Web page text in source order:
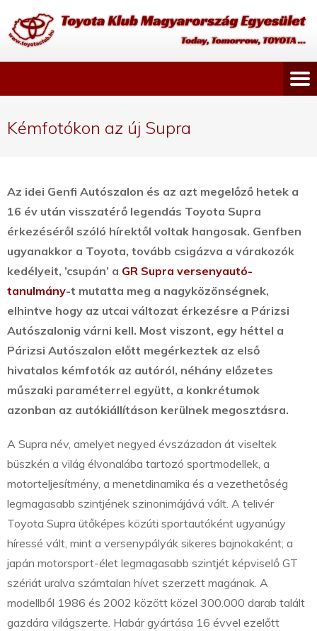
Kémfotókon az új Supra
Az idei Genfi Autószalon és az azt megelőző hetek a
16 év után visszatérő legendás Toyota Supra
érkezéséről szóló hírektől voltak hangosak. Genfben
ugyanakkor a Toyota, tovább csigázva a várakozók
kedélyeit, ’csupán’ a GR Supra versenyautó-
tanulmány-t mutatta meg a nagyközönségnek,
elhintve hogy az utcai változat érkezésre a Párizsi
Autószalonig várni kell. Most viszont, egy héttel a
Párizsi Autószalon előtt megérkeztek az első
hivatalos kémfotók az autóról, néhány előzetes
műszaki paraméterrel együtt, a konkrétumok
azonban az autókiállításon kerülnek megosztásra.
A Supra név, amelyet negyed évszázadon át viseltek
büszkén a világ élvonalába tartozó sportmodellek, a
motorteljesítmény, a menetdinamika és a vezethetőség
legmagasabb szintjének szinonimájává vált. A telivér
Toyota Supra ütőképes közúti sportautóként ugyanúgy
híressé vált, mint a versenypályák sikeres bajnokaként; a
japán motorsport-élet legmagasabb szintjét képviselő GT
szériát uralva számtalan hívet szerzett magának. A
modellből 1986 és 2002 között közel 300.000 darab talált
gazdára világszerte. Habár gyártása 16 évvel ezelőtt